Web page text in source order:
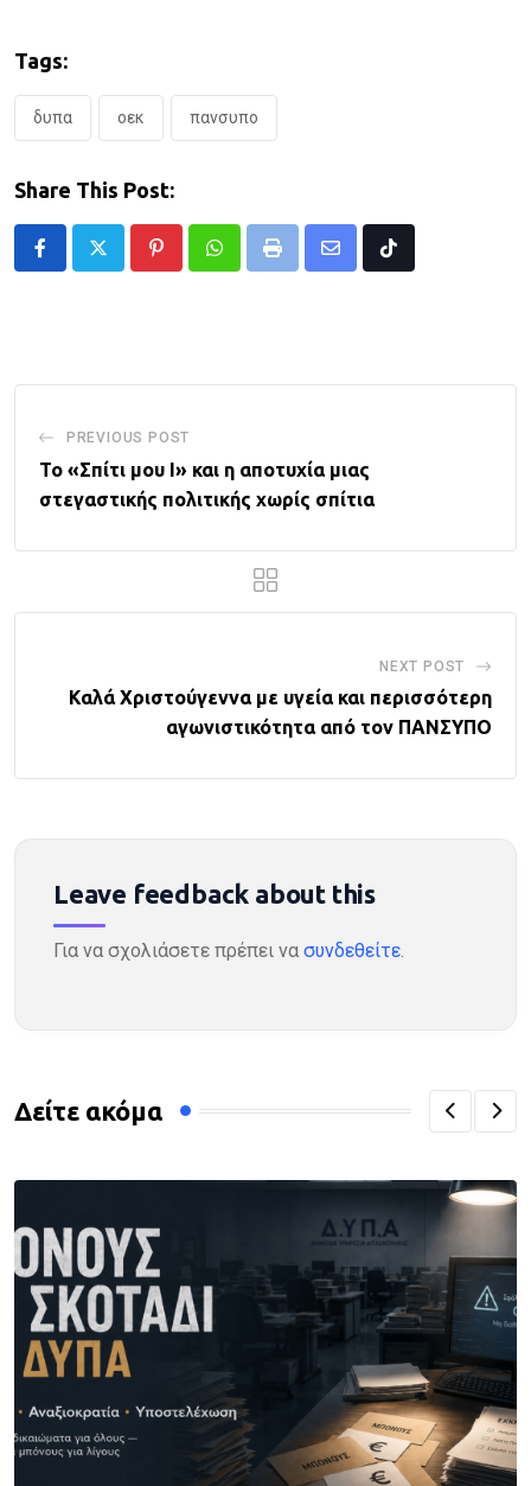
Tags:
δυπα οεκ πανσυπο
Share This Post:
PinterestWhatsappPrint
Share
Tiktok
PREVIOUS POST
Το «Σπίτι μου Ι» και η αποτυχία μιας
στεγαστικής πολιτικής χωρίς σπίτια
NEXT POST
Καλά Χριστούγεννα με υγεία και περισσότερη
αγωνιστικότητα από τον ΠΑΝΣΥΠΟ
Leave feedback about this
Για να σχολιάσετε πρέπει να συνδεθείτε.
Δείτε ακόμα